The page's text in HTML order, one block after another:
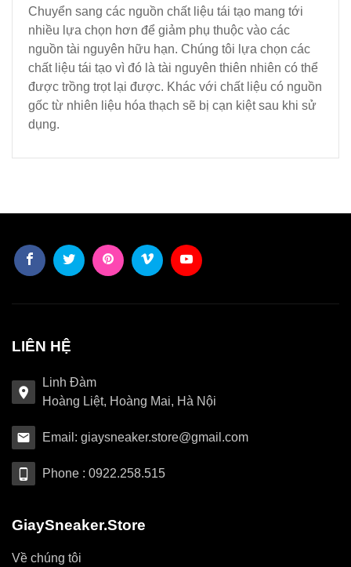
Chuyển sang các nguồn chất liệu tái tạo mang tới
nhiều lựa chọn hơn để giảm phụ thuộc vào các
nguồn tài nguyên hữu hạn. Chúng tôi lựa chọn các
chất liệu tái tạo vì đó là tài nguyên thiên nhiên có thể
được trồng trọt lại được. Khác với chất liệu có nguồn
gốc từ nhiên liệu hóa thạch sẽ bị cạn kiệt sau khi sử
dụng.
LIÊN HỆ
Linh Đàm
Hoàng Liệt, Hoàng Mai, Hà Nội
Email: giaysneaker.store@gmail.com
Phone : 0922.258.515
GiaySneaker.Store
Về chúng tôi